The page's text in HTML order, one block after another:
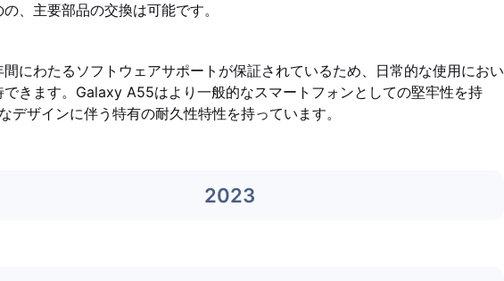
、主要部品の交換は可能です。
にわたるソフトウェアサポートが保証されているため、日常的な使用におい
きます。Galaxy A55はより一般的なスマートフォンとしての堅牢性を持
デザインに伴う特有の耐久性特性を持っています。
2023